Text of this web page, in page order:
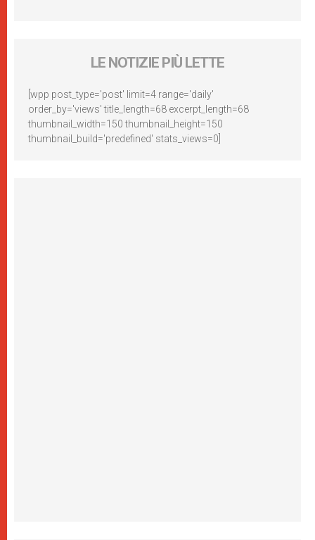
LE NOTIZIE PIÙ LETTE
[wpp post_type='post' limit=4 range='daily'
order_by='views' title_length=68 excerpt_length=68
thumbnail_width=150 thumbnail_height=150
thumbnail_build='predefined' stats_views=0]